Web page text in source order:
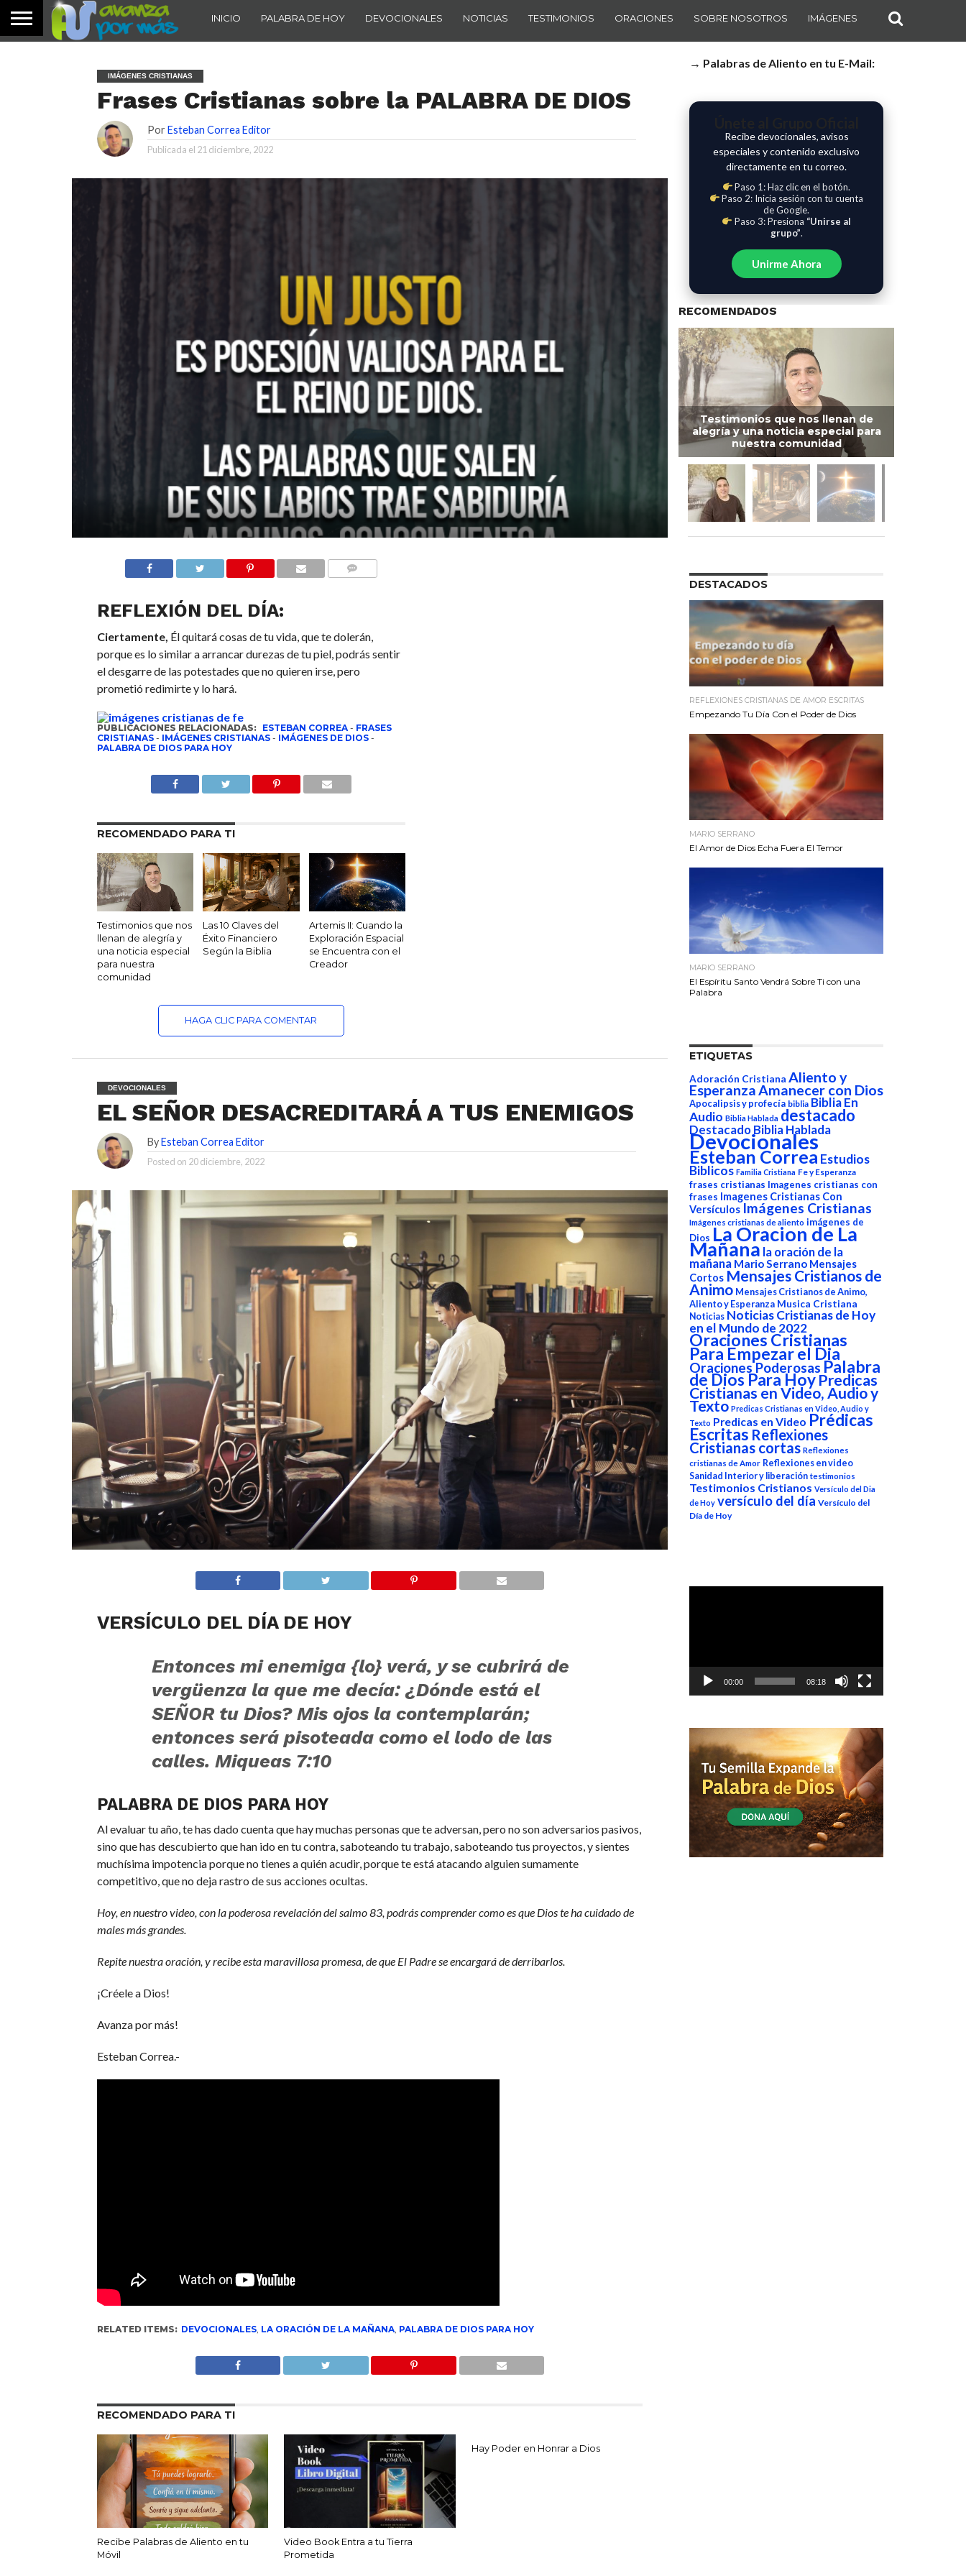
INICIO PALABRA DE HOY DEVOCIONALES NOTICIAS TESTIMONIOS ORACIONES SOBRE NOSOTROS IMÁGENES
IMÁGENES CRISTIANAS
Frases Cristianas sobre la PALABRA DE DIOS
Por Esteban Correa Editor
Publicada el 21 diciembre, 2022
REFLEXIÓN DEL DÍA:
Ciertamente, Él quitará cosas de tu vida, que te dolerán,
porque es lo similar a arrancar durezas de tu piel, podrás sentir
el desgarre de las potestades que no quieren irse, pero
prometió redimirte y lo hará.
PUBLICACIONES RELACIONADAS: ESTEBAN CORREA- FRASES
CRISTIANAS- IMÁGENES CRISTIANAS- IMÁGENES DE DIOS-
PALABRA DE DIOS PARA HOY
RECOMENDADO PARA TI
Testimonios que nos
llenan de alegría y
una noticia especial
para nuestra
comunidad
Las 10 Claves del
Éxito Financiero
Según la Biblia
Artemis II: Cuando la
Exploración Espacial
se Encuentra con el
Creador
HAGA CLIC PARA COMENTAR
DEVOCIONALES
EL SEÑOR DESACREDITARÁ A TUS ENEMIGOS
ByEsteban Correa Editor
Posted on 20 diciembre, 2022
VERSÍCULO DEL DÍA DE HOY
Entonces mi enemiga {lo} verá, y se cubrirá de
vergüenza la que me decía: ¿Dónde está el
SEÑOR tu Dios? Mis ojos la contemplarán;
entonces será pisoteada como el lodo de las
calles. Miqueas 7:10
PALABRA DE DIOS PARA HOY
Al evaluar tu año, te has dado cuenta que hay muchas personas que te adversan, pero no son adversarios pasivos,
sino que has descubierto que han ido en tu contra, saboteando tu trabajo, saboteando tus proyectos, y sientes
muchísima impotencia porque no tienes a quién acudir, porque te está atacando alguien sumamente
competitivo, que no deja rastro de sus acciones ocultas.
Hoy, en nuestro video, con la poderosa revelación del salmo 83, podrás comprender como es que Dios te ha cuidado de
males más grandes.
Repite nuestra oración, y recibe esta maravillosa promesa, de que El Padre se encargará de derribarlos.
¡Créele a Dios!
Avanza por más!
Esteban Correa.-
RELATED ITEMS: DEVOCIONALES, LA ORACIÓN DE LA MAÑANA, PALABRA DE DIOS PARA HOY
RECOMENDADO PARA TI
Recibe Palabras de Aliento en tu
Móvil
Video Book Entra a tu Tierra
Prometida
Hay Poder en Honrar a Dios
→ Palabras de Aliento en tu E-Mail:
Recibe devocionales, avisos
especiales y contenido exclusivo
directamente en tu correo.
Paso 1: Haz clic en el botón.
Paso 2: Inicia sesión con tu cuenta
de Google.
Paso 3: Presiona “Unirse al
grupo”.
Unirme Ahora
RECOMENDADOS
Testimonios que nos llenan de
alegría y una noticia especial para
nuestra comunidad
DESTACADOS
REFLEXIONES CRISTIANAS DE AMOR ESCRITAS
Empezando Tu Día Con el Poder de Dios
MARIO SERRANO
El Amor de Dios Echa Fuera El Temor
MARIO SERRANO
El Espíritu Santo Vendrá Sobre Ti con una
Palabra
ETIQUETAS
Adoración Cristiana Aliento y
EsperanzaAmanecer con Dios
Apocalipsis y profecía biblia Biblia En
Audio Biblia Hablada destacado
Destacado Biblia Hablada
Devocionales
Esteban Correa Estudios
Biblicos Familia Cristiana Fe y Esperanza
frases cristianas Imagenes cristianas con
frases Imagenes Cristianas Con
Versículos Imágenes Cristianas
Imágenes cristianas de aliento imágenes de
Dios La Oracion de La
Mañana la oración de la
mañana Mario Serrano Mensajes
Cortos Mensajes Cristianos de
Animo Mensajes Cristianos de Animo,
Aliento y Esperanza Musica Cristiana
Noticias Noticias Cristianas de Hoy
en el Mundo de 2022
Oraciones Cristianas
Para Empezar el Dia
Oraciones Poderosas Palabra
de Dios Para HoyPredicas
Cristianas en Video, Audio y
Texto Predicas Cristianas en Video, Audio y
Texto Predicas en Video Prédicas
Escritas Reflexiones
Cristianas cortas Reflexiones
cristianas de Amor Reflexiones en video
Sanidad Interior y liberación testimonios
Testimonios Cristianos Versículo del Dia
de Hoy versículo del día Versículo del
Día de Hoy
Reproductor
00:00 08:18